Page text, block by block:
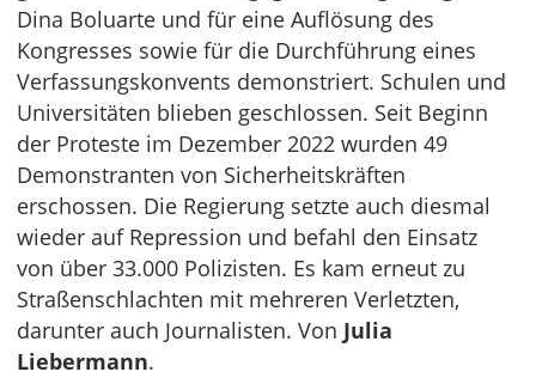
Dina Boluarte und für eine Auflösung des
Kongresses sowie für die Durchführung eines
Verfassungskonvents demonstriert. Schulen und
Universitäten blieben geschlossen. Seit Beginn
der Proteste im Dezember 2022 wurden 49
Demonstranten von Sicherheitskräften
erschossen. Die Regierung setzte auch diesmal
wieder auf Repression und befahl den Einsatz
von über 33.000 Polizisten. Es kam erneut zu
Straßenschlachten mit mehreren Verletzten,
darunter auch Journalisten. Von Julia
Liebermann.